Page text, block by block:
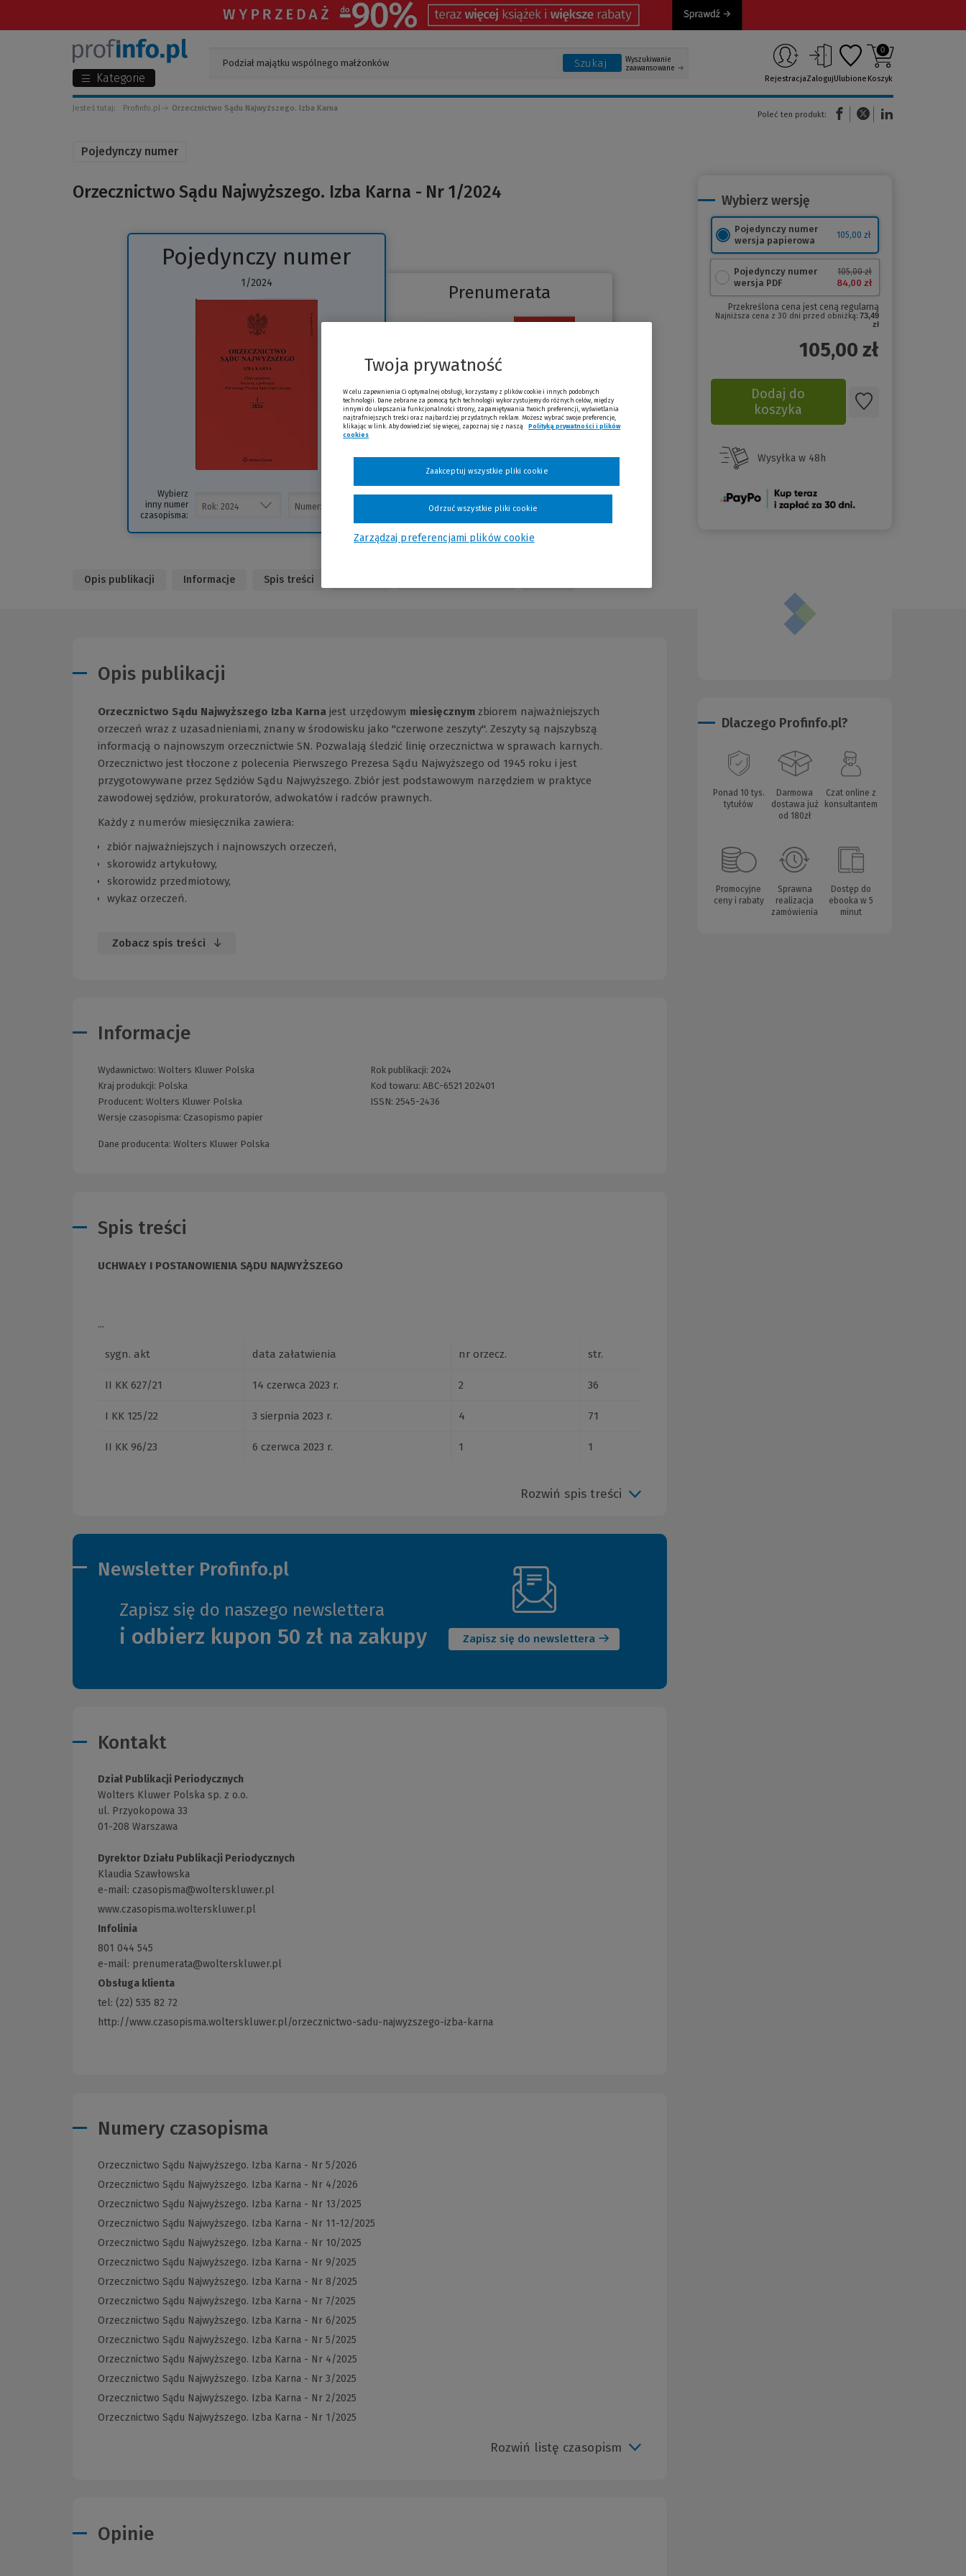
Kategorie
Szukaj
Wyszukiwanie
zaawansowane
RejestracjaZalogujUlubione
0
Koszyk
Jesteś tutaj: Profinfo.pl Orzecznictwo Sądu Najwyższego. Izba Karna
Poleć ten produkt:
(Nowe okno)(Link do innej strony)
Pojedynczy numer
Orzecznictwo Sądu Najwyższego. Izba Karna - Nr 1/2024
Pojedynczy numer
1/2024
Wybierz
inny numer
czasopisma:
Prenumerata
Sprawdź
Opis publikacji Informacje Spis treści
Opis publikacji
Orzecznictwo Sądu Najwyższego Izba Karna jest urzędowym miesięcznym zbiorem najważniejszych
orzeczeń wraz z uzasadnieniami, znany w środowisku jako "czerwone zeszyty". Zeszyty są najszybszą
informacją o najnowszym orzecznictwie SN. Pozwalają śledzić linię orzecznictwa w sprawach karnych.
Orzecznictwo jest tłoczone z polecenia Pierwszego Prezesa Sądu Najwyższego od 1945 roku i jest
przygotowywane przez Sędziów Sądu Najwyższego. Zbiór jest podstawowym narzędziem w praktyce
zawodowej sędziów, prokuratorów, adwokatów i radców prawnych.
Każdy z numerów miesięcznika zawiera:
zbiór najważniejszych i najnowszych orzeczeń,
skorowidz artykułowy,
skorowidz przedmiotowy,
wykaz orzeczeń.
Zobacz spis treści
Informacje
Wydawnictwo: Wolters Kluwer Polska
Kraj produkcji: Polska
Producent: Wolters Kluwer Polska
Wersje czasopisma: Czasopismo papier
Rok publikacji: 2024
Kod towaru: ABC-6521 202401
ISSN: 2545-2436
Dane producenta: Wolters Kluwer Polska
Spis treści
UCHWAŁY I POSTANOWIENIA SĄDU NAJWYŻSZEGO
...
sygn. akt data załatwienia nr orzecz. str.
II KK 627/21 14 czerwca 2023 r. 2 36
I KK 125/22 3 sierpnia 2023 r. 4 71
II KK 96/23 6 czerwca 2023 r. 1 1
Rozwiń spis treści
Newsletter Profinfo.pl
Zapisz się do naszego newslettera
i odbierz kupon 50 zł na zakupy Zapisz się do newslettera
okno)
Kontakt
Dział Publikacji Periodycznych
Wolters Kluwer Polska sp. z o.o.
ul. Przyokopowa 33
01-208 Warszawa
Dyrektor Działu Publikacji Periodycznych
Klaudia Szawłowska
e-mail: czasopisma@wolterskluwer.pl
www.czasopisma.wolterskluwer.pl
strony)
Infolinia
801 044 545
e-mail: prenumerata@wolterskluwer.pl
Obsługa klienta
tel: (22) 535 82 72
http://www.czasopisma.wolterskluwer.pl/orzecznictwo-sadu-najwyzszego-izba-karna
Numery czasopisma
Orzecznictwo Sądu Najwyższego. Izba Karna - Nr 5/2026
Orzecznictwo Sądu Najwyższego. Izba Karna - Nr 4/2026
Orzecznictwo Sądu Najwyższego. Izba Karna - Nr 13/2025
Orzecznictwo Sądu Najwyższego. Izba Karna - Nr 11-12/2025
Orzecznictwo Sądu Najwyższego. Izba Karna - Nr 10/2025
Orzecznictwo Sądu Najwyższego. Izba Karna - Nr 9/2025
Orzecznictwo Sądu Najwyższego. Izba Karna - Nr 8/2025
Orzecznictwo Sądu Najwyższego. Izba Karna - Nr 7/2025
Orzecznictwo Sądu Najwyższego. Izba Karna - Nr 6/2025
Orzecznictwo Sądu Najwyższego. Izba Karna - Nr 5/2025
Orzecznictwo Sądu Najwyższego. Izba Karna - Nr 4/2025
Orzecznictwo Sądu Najwyższego. Izba Karna - Nr 3/2025
Orzecznictwo Sądu Najwyższego. Izba Karna - Nr 2/2025
Orzecznictwo Sądu Najwyższego. Izba Karna - Nr 1/2025
Rozwiń listę czasopism
Opinie
Wybierz wersję
Pojedynczy numer
wersja papierowa
105,00 zł
Pojedynczy numer
wersja PDF
105,00 zł
84,00 zł
Przekreślona cena jest ceną regularną
Najniższa cena z 30 dni przed obniżką: 73,49
zł
105,00 zł
Dodaj do
koszyka
Wysyłka w 48h
(Nowe
Dlaczego Profinfo.pl?
Ponad 10 tys.
tytułów
Darmowa
dostawa już
od 180zł
Czat online z
konsultantem
Promocyjne
ceny i rabaty
Sprawna
realizacja
zamówienia
Dostęp do
ebooka w 5
minut
Twoja prywatność
W celu zapewnienia Ci optymalnej obsługi, korzystamy z plików cookie i innych podobnych
technologii. Dane zebrane za pomocą tych technologii wykorzystujemy do różnych celów, między
innymi do ulepszania funkcjonalności strony, zapamiętywania Twoich preferencji, wyświetlania
najtrafniejszych treści oraz najbardziej przydatnych reklam. Możesz wybrać swoje preferencje,
klikając w link. Aby dowiedzieć się więcej, zapoznaj się z naszą
Polityką prywatności i plików
cookies
Zarządzaj preferencjami plików cookie
Odrzuć wszystkie pliki cookie
Zaakceptuj wszystkie pliki cookie